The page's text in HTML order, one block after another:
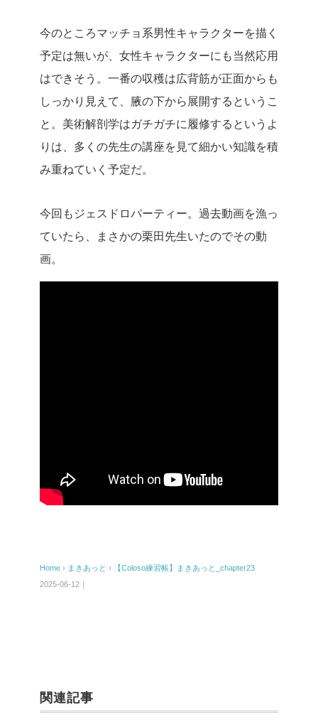
今のところマッチョ系男性キャラクターを描く
予定は無いが、女性キャラクターにも当然応用
はできそう。一番の収穫は広背筋が正面からも
しっかり見えて、腋の下から展開するというこ
と。美術解剖学はガチガチに履修するというよ
りは、多くの先生の講座を見て細かい知識を積
み重ねていく予定だ。
今回もジェスドロパーティー。過去動画を漁っ
ていたら、まさかの栗田先生いたのでその動
画。
Home › まきあっと ›
【Coloso練習帳】まきあっと_chapter23
2025-06-12｜
関連記事